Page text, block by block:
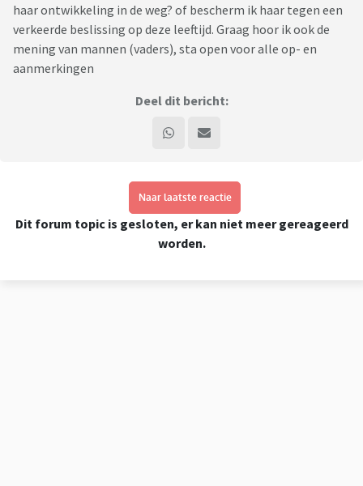
haar ontwikkeling in de weg? of bescherm ik haar tegen een
verkeerde beslissing op deze leeftijd. Graag hoor ik ook de
mening van mannen (vaders), sta open voor alle op- en
aanmerkingen
Deel dit bericht:
Naar laatste reactie
Dit forum topic is gesloten, er kan niet meer gereageerd
worden.